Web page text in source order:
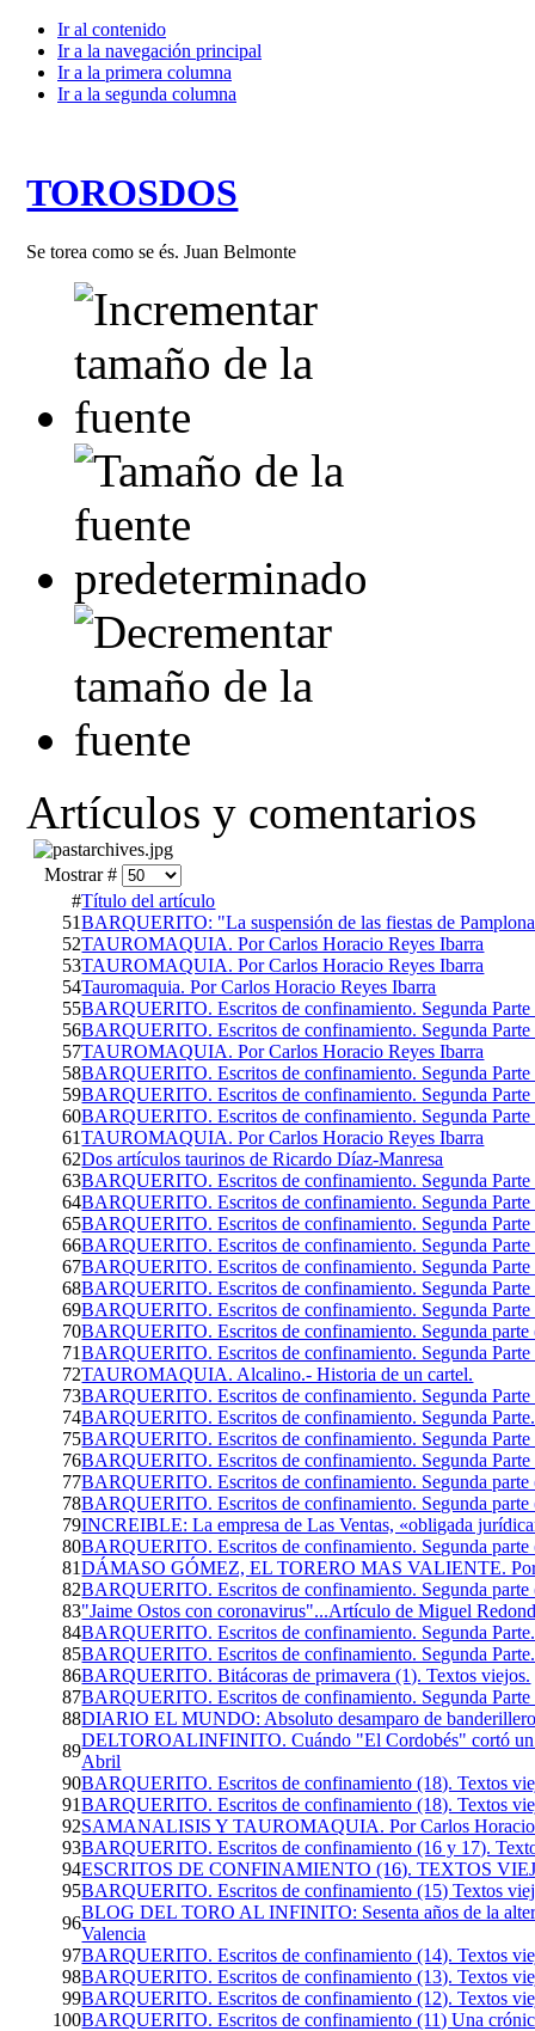
Ir al contenido
Ir a la navegación principal
Ir a la primera columna
Ir a la segunda columna
TOROSDOS
Se torea como se és. Juan Belmonte
Artículos y comentarios
Mostrar #
#Título del artículo
51BARQUERITO: "La suspensión de las fiestas de
52TAUROMAQUIA. Por Carlos Horacio Reyes Ibarra
53TAUROMAQUIA. Por Carlos Horacio Reyes Ibarra
54Tauromaquia. Por Carlos Horacio Reyes Ibarra
55BARQUERITO. Escritos de confinamiento. Segunda Parte
56BARQUERITO. Escritos de confinamiento. Segunda Parte
57TAUROMAQUIA. Por Carlos Horacio Reyes Ibarra
58BARQUERITO. Escritos de confinamiento. Segunda Parte
59BARQUERITO. Escritos de confinamiento. Segunda Parte
60BARQUERITO. Escritos de confinamiento. Segunda Parte
61TAUROMAQUIA. Por Carlos Horacio Reyes Ibarra
62Dos artículos taurinos de Ricardo Díaz-Manresa
63BARQUERITO. Escritos de confinamiento. Segunda Parte
64BARQUERITO. Escritos de confinamiento. Segunda Parte
65BARQUERITO. Escritos de confinamiento. Segunda Parte
66BARQUERITO. Escritos de confinamiento. Segunda Parte
67BARQUERITO. Escritos de confinamiento. Segunda Parte
68BARQUERITO. Escritos de confinamiento. Segunda Parte
69BARQUERITO. Escritos de confinamiento. Segunda Parte
70BARQUERITO. Escritos de confinamiento. Segunda parte
71BARQUERITO. Escritos de confinamiento. Segunda Parte
72TAUROMAQUIA. Alcalino.- Historia de un cartel.
73BARQUERITO. Escritos de confinamiento. Segunda Parte
74BARQUERITO. Escritos de confinamiento. Segunda
75BARQUERITO. Escritos de confinamiento. Segunda Parte
76BARQUERITO. Escritos de confinamiento. Segunda Parte
77BARQUERITO. Escritos de confinamiento. Segunda parte
78BARQUERITO. Escritos de confinamiento. Segunda parte
79INCREIBLE: La empresa de Las Ventas, «obligada
80BARQUERITO. Escritos de confinamiento. Segunda parte
81DÁMASO GÓMEZ, EL TORERO MAS VALIENTE. Por
82BARQUERITO. Escritos de confinamiento. Segunda parte
83"Jaime Ostos con coronavirus"...Artículo de Miguel
84BARQUERITO. Escritos de confinamiento. Segunda
85BARQUERITO. Escritos de confinamiento. Segunda
86BARQUERITO. Bitácoras de primavera (1). Textos viejos.
87BARQUERITO. Escritos de confinamiento. Segunda Parte
88DIARIO EL MUNDO: Absoluto desamparo de
89
DELTOROALINFINITO. Cuándo "El Cordobés" cortó un
Abril
90BARQUERITO. Escritos de confinamiento (18). Textos
91BARQUERITO. Escritos de confinamiento (18). Textos
92SAMANALISIS Y TAUROMAQUIA. Por Carlos Horacio
93BARQUERITO. Escritos de confinamiento (16 y 17).
94ESCRITOS DE CONFINAMIENTO (16). TEXTOS
95BARQUERITO. Escritos de confinamiento (15) Textos
96
BLOG DEL TORO AL INFINITO: Sesenta años de la
Valencia
97BARQUERITO. Escritos de confinamiento (14). Textos
98BARQUERITO. Escritos de confinamiento (13). Textos
99BARQUERITO. Escritos de confinamiento (12). Textos
100BARQUERITO. Escritos de confinamiento (11) Una